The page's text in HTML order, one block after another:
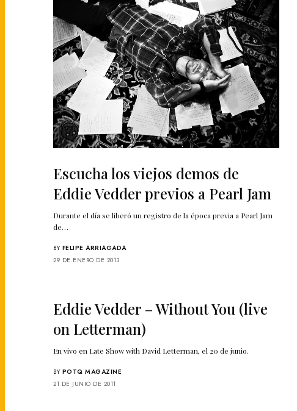
Escucha los viejos demos de
Eddie Vedder previos a Pearl Jam
Durante el día se liberó un registro de la época previa a Pearl Jam
de…
BY FELIPE ARRIAGADA
29 DE ENERO DE 2013
Eddie Vedder – Without You (live
on Letterman)
En vivo en Late Show with David Letterman, el 20 de junio.
BY POTQ MAGAZINE
21 DE JUNIO DE 2011